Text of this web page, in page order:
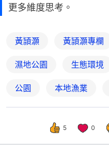
更多維度思考。
黃頴灝 黃頴灝專欄
濕地公園 生態環境
公園 本地漁業
5 0